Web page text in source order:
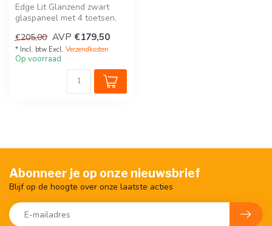
Edge Lit Glanzend zwart
glaspaneel met 4 toetsen.
v...
€205,00 AVP €179,50
* Incl. btw Excl. Verzendkosten
Op voorraad
Abonneer je op onze nieuwsbrief
Blijf op de hoogte over onze laatste acties